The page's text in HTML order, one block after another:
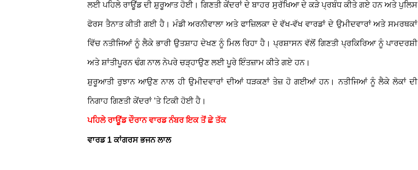
ਲਈ ਪਹਿਲੇ ਰਾਊਂਡ ਦੀ ਸ਼ੁਰੂਆਤ ਹੋਈ। ਗਿਣਤੀ ਕੇਂਦਰਾਂ ਦੇ ਬਾਹਰ ਸੁਰੱਖਿਆ ਦੇ ਕੜੇ ਪ੍ਰਬੰਧ ਕੀਤੇ ਗਏ ਹਨ ਅਤੇ ਪੁਲਿਸ
ਫੋਰਸ ਤੈਨਾਤ ਕੀਤੀ ਗਈ ਹੈ। ਮੰਡੀ ਅਰਨੀਵਾਲਾ ਅਤੇ ਫਾਜ਼ਿਲਕਾ ਦੇ ਵੱਖ-ਵੱਖ ਵਾਰਡਾਂ ਦੇ ਉਮੀਦਵਾਰਾਂ ਅਤੇ ਸਮਰਥਕਾਂ
ਵਿੱਚ ਨਤੀਜਿਆਂ ਨੂੰ ਲੈਕੇ ਭਾਰੀ ਉਤਸ਼ਾਹ ਦੇਖਣ ਨੂੰ ਮਿਲ ਰਿਹਾ ਹੈ। ਪ੍ਰਸ਼ਾਸਨ ਵੱਲੋਂ ਗਿਣਤੀ ਪ੍ਰਕਿਰਿਆ ਨੂੰ ਪਾਰਦਰਸ਼ੀ
ਅਤੇ ਸ਼ਾਂਤੀਪੂਰਨ ਢੰਗ ਨਾਲ ਨੇਪਰੇ ਚੜ੍ਹਾਉਣ ਲਈ ਪੂਰੇ ਇੰਤਜ਼ਾਮ ਕੀਤੇ ਗਏ ਹਨ।
ਸ਼ੁਰੂਆਤੀ ਰੁਝਾਨ ਆਉਣ ਨਾਲ ਹੀ ਉਮੀਦਵਾਰਾਂ ਦੀਆਂ ਧੜਕਣਾਂ ਤੇਜ਼ ਹੋ ਗਈਆਂ ਹਨ। ਨਤੀਜਿਆਂ ਨੂੰ ਲੈਕੇ ਲੋਕਾਂ ਦੀ
ਨਿਗਾਹ ਗਿਣਤੀ ਕੇਂਦਰਾਂ ’ਤੇ ਟਿਕੀ ਹੋਈ ਹੈ।
ਪਹਿਲੇ ਰਾਊਂਡ ਦੌਰਾਨ ਵਾਰਡ ਨੰਬਰ ਇਕ ਤੋਂ ਛੇ ਤੱਕ
ਵਾਰਡ 1 ਕਾਂਗਰਸ ਭਜਨ ਲਾਲ